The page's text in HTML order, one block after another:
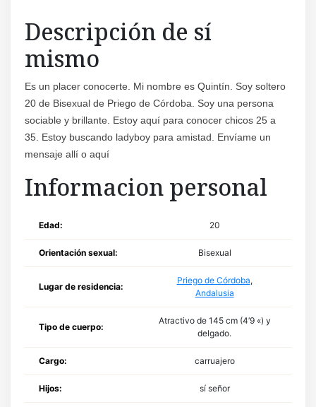
Descripción de sí
mismo
Es un placer conocerte. Mi nombre es Quintín. Soy soltero
20 de Bisexual de Priego de Córdoba. Soy una persona
sociable y brillante. Estoy aquí para conocer chicos 25 a
35. Estoy buscando ladyboy para amistad. Envíame un
mensaje allí o aquí
Informacion personal
Edad: 20
Orientación sexual: Bisexual
Lugar de residencia:
Priego de Córdoba,
Andalusia
Tipo de cuerpo:
Atractivo de 145 cm (4’9 «) y
delgado.
Cargo: carruajero
Hijos: sí señor